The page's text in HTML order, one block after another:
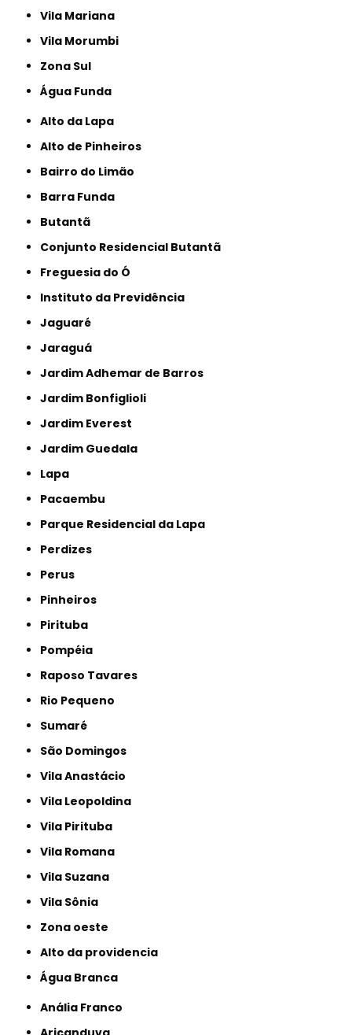
Vila Mariana
Vila Morumbi
Zona Sul
Água Funda
Alto da Lapa
Alto de Pinheiros
Bairro do Limão
Barra Funda
Butantã
Conjunto Residencial Butantã
Freguesia do Ó
Instituto da Previdência
Jaguaré
Jaraguá
Jardim Adhemar de Barros
Jardim Bonfiglioli
Jardim Everest
Jardim Guedala
Lapa
Pacaembu
Parque Residencial da Lapa
Perdizes
Perus
Pinheiros
Pirituba
Pompéia
Raposo Tavares
Rio Pequeno
Sumaré
São Domingos
Vila Anastácio
Vila Leopoldina
Vila Pirituba
Vila Romana
Vila Suzana
Vila Sônia
Zona oeste
alto da providencia
Água Branca
Anália Franco